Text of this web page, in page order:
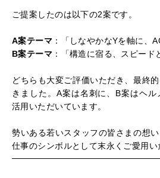
ご提案したのは以下の2案です。
A案テーマ ：「しなやかなYを軸に、
B案テーマ ：「構造に宿る、スピード
どちらも大変ご評価いただき、最終
きました。A案は名刺に、B案はヘ
活用いただいています。
勢いある若いスタッフの皆さまの想
仕事のシンボルとして末永くご愛用い